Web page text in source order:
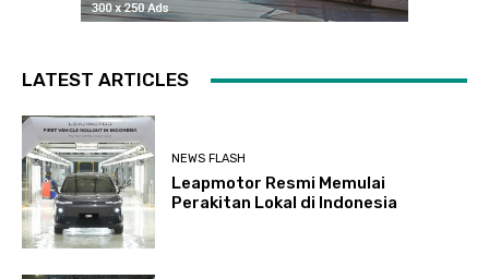
LATEST ARTICLES
NEWS FLASH
Leapmotor Resmi Memulai
Perakitan Lokal di Indonesia